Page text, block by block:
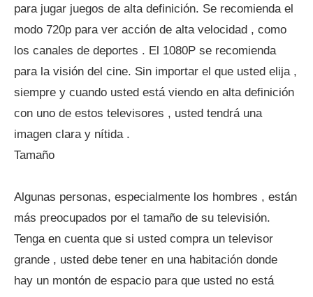
para jugar juegos de alta definición. Se recomienda el
modo 720p para ver acción de alta velocidad , como
los canales de deportes . El 1080P se recomienda
para la visión del cine. Sin importar el que usted elija ,
siempre y cuando usted está viendo en alta definición
con uno de estos televisores , usted tendrá una
imagen clara y nítida .
Tamaño
Algunas personas, especialmente los hombres , están
más preocupados por el tamaño de su televisión.
Tenga en cuenta que si usted compra un televisor
grande , usted debe tener en una habitación donde
hay un montón de espacio para que usted no está